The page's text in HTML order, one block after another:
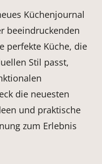
Küchenjournal
beeindruckenden
perfekte Küche, die
Stil passt,
die neuesten
und praktische
zum Erlebnis